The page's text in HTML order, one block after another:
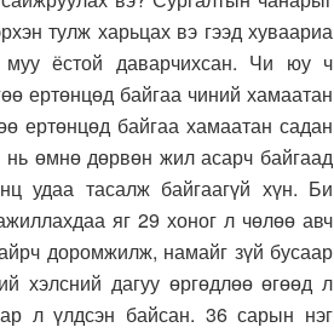
тулж харьцах вэ гээд хуваариа
муу ёстой даварчихсан. Чи юу ч
ертөнцөд байгаа чиний хамаатан
ертөнцөд байгаа хамаатан садан
нь өмнө дөрвөн жил асарч байгаад
удаа тасалж байгаагүй хүн. Би
яг 29 хоног л чөлөө авч
доромжилж, намайг зүй бусаар
хэлсний дагуу өргөдлөө өгөөд л
л үлдсэн байсан. 36 сарын нэг